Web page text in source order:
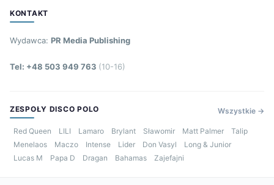
KONTAKT
Wydawca: PR Media Publishing
Tel: +48 503 949 763 (10-16)
ZESPOŁY DISCO POLO Wszystkie →
Red Queen LILI Lamaro Brylant Sławomir Matt Palmer
Talip
Menelaos
Maczo Intense Lider Don Vasyl
Long & Junior
Lucas M
Papa D Dragan Bahamas Zajefajni